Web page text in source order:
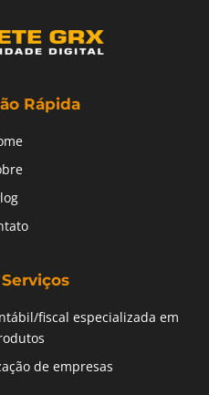
Rápida
fiscal especializada em
de empresas